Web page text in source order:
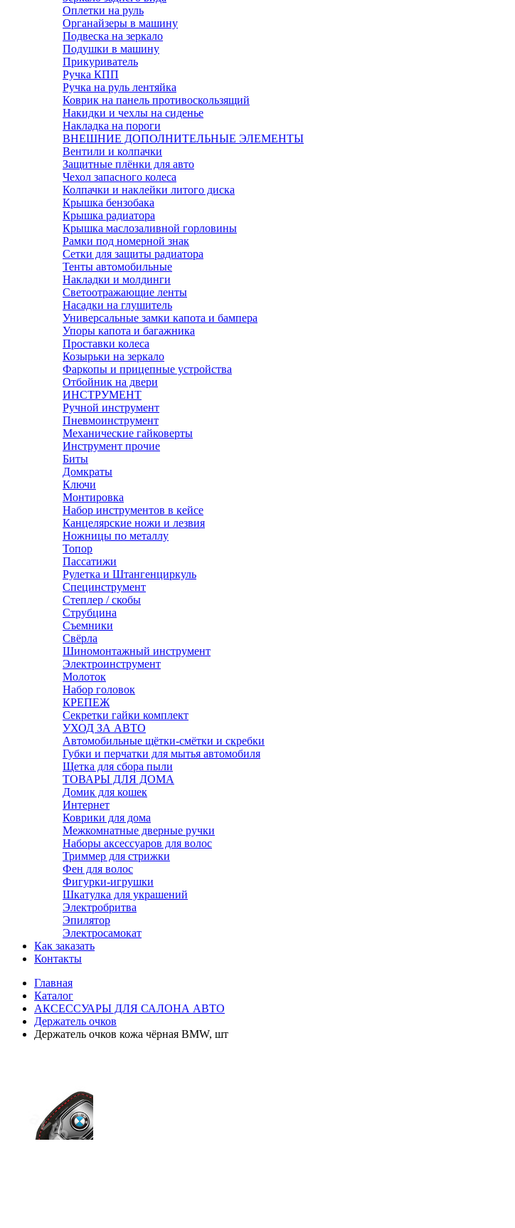
Оплетки на руль
Органайзеры в машину
Подвеска на зеркало
Подушки в машину
Прикуриватель
Ручка КПП
Ручка на руль лентяйка
Коврик на панель противоскользящий
Накидки и чехлы на сиденье
Накладка на пороги
ВНЕШНИЕ ДОПОЛНИТЕЛЬНЫЕ ЭЛЕМЕНТЫ
Вентили и колпачки
Защитные плёнки для авто
Чехол запасного колеса
Колпачки и наклейки литого диска
Крышка бензобака
Крышка радиатора
Крышка маслозаливной горловины
Рамки под номерной знак
Сетки для защиты радиатора
Тенты автомобильные
Накладки и молдинги
Светоотражающие ленты
Насадки на глушитель
Универсальные замки капота и бампера
Упоры капота и багажника
Проставки колеса
Козырьки на зеркало
Фаркопы и прицепные устройства
Отбойник на двери
ИНСТРУМЕНТ
Ручной инструмент
Пневмоинструмент
Механические гайковерты
Инструмент прочиe
Биты
Домкраты
Ключи
Монтировка
Набор инструментов в кейсе
Канцелярские ножи и лезвия
Ножницы по металлу
Топор
Пассатижи
Рулетка и Штангенциркуль
Специнструмент
Степлер / скобы
Струбцина
Съемники
Свёрла
Шиномонтажный инструмент
Электроинструмент
Молоток
Набор головок
КРЕПЕЖ
Секретки гайки комплект
УХОД ЗА АВТО
Автомобильные щётки-смётки и скребки
Губки и перчатки для мытья автомобиля
Щетка для сбора пыли
ТОВАРЫ ДЛЯ ДОМА
Домик для кошек
Интернет
Коврики для дома
Межкомнатные дверные ручки
Наборы аксессуаров для волос
Триммер для стрижки
Фен для волос
Фигурки-игрушки
Шкатулка для украшений
Электробритва
Эпилятор
Электросамокат
Как заказать
Контакты
Главная
Каталог
АКСЕССУАРЫ ДЛЯ САЛОНА АВТО
Держатель очков
Держатель очков кожа чёрная BMW, шт